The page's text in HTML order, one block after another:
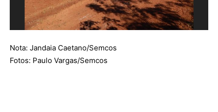
Nota: Jandaia Caetano/Semcos
Fotos: Paulo Vargas/Semcos